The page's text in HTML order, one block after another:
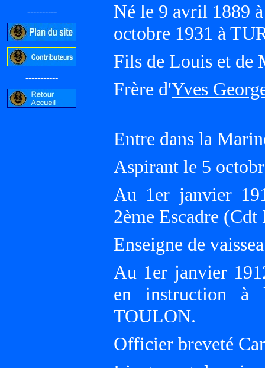
----------
-----------
Né le 9 avril 1889
octobre 1931 à
Fils de Louis et de
Frère d'Yves
Entre dans la
Aspirant le 5
Au 1er janvier
2ème Escadre
Enseigne de
Au 1er janvier
en instruction à
TOULON.
Officier breveté